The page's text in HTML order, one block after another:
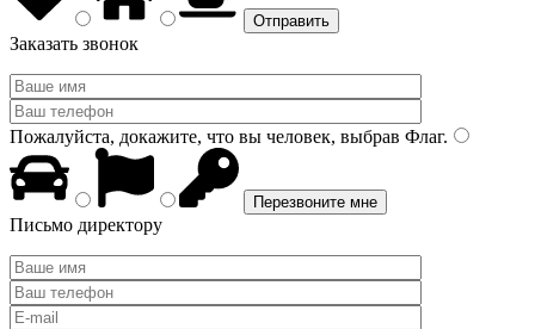
Заказать звонок
Пожалуйста, докажите, что вы человек, выбрав Флаг.
Письмо директору